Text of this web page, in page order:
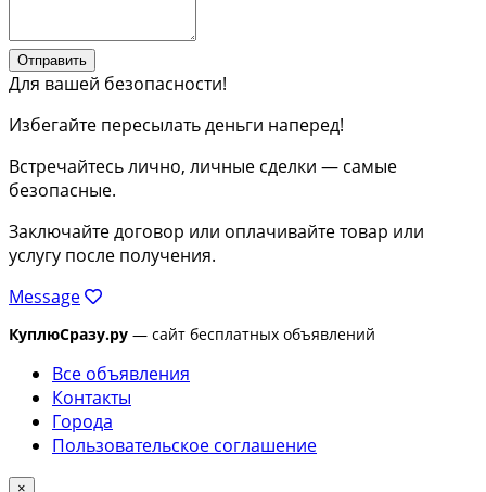
Отправить
Для вашей безопасности!
Избегайте пересылать деньги наперед!
Встречайтесь лично, личные сделки — самые
безопасные.
Заключайте договор или оплачивайте товар или
услугу после получения.
Message
КуплюСразу.ру — сайт бесплатных объявлений
Все объявления
Контакты
Города
Пользовательское соглашение
×